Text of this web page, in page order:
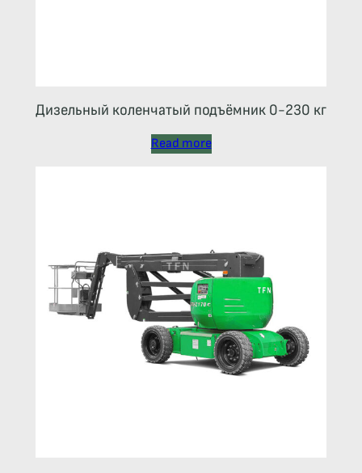
Дизельный коленчатый подъёмник 0-230 кг
Read more